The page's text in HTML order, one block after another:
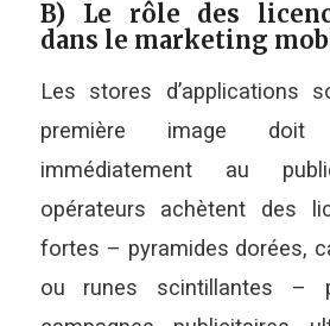
B) Le rôle des
dans le marketing
Les stores d’applications
première image
immédiatement au
opérateurs achètent des
fortes – pyramides dorées,
ou runes scintillantes –